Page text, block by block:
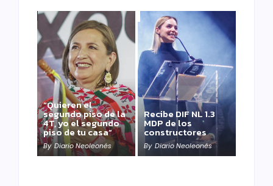
“Quieren el
segundo piso de la
4T, yo el segundo
piso de tu casa”
By Diario Neoleonés
Recibe DIF NL 1.3
MDP de los
constructores
By Diario Neoleonés